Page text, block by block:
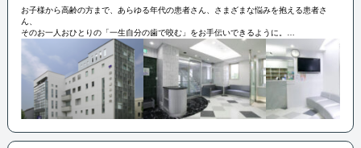
お子様から高齢の方まで、あらゆる年代の患者さん、さまざまな悩みを抱える患者さ
ん、
そのお一人おひとりの「一生自分の歯で咬む」をお手伝いできるように。
また歯を失ってしまっても、またしっかり咬めるよろこびを取り戻していただけるよう
にベストを尽くします。